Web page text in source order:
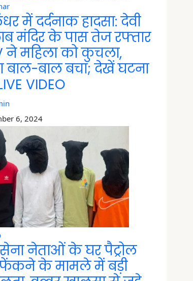
में दर्दनाक हादसा: देवी
मंदिर के पास तेज रफ्तार
ने महिला को कुचला,
बाल-बाल बचा; देखें घटना
VIDEO
6, 2024
नेताओं के घर पैट्रोल
के मामले में बड़ी